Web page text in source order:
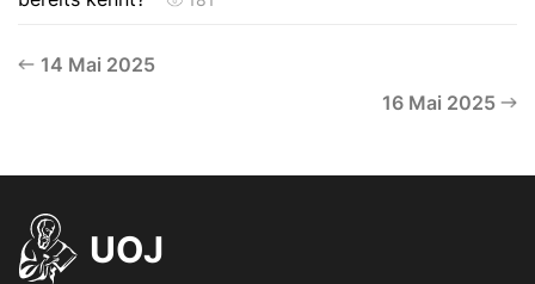
14 Mai 2025
16 Mai 2025
UOJ